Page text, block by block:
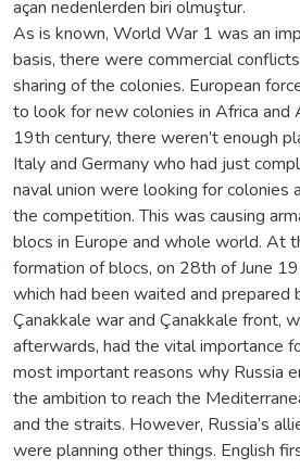
açan nedenlerden biri olmuştur.
As is known, World War 1 was an
basis, there were commercial
sharing of the colonies. European
to look for new colonies in Africa and
19th century, there weren’t enough
Italy and Germany who had just
naval union were looking for colonies
the competition. This was causing
blocs in Europe and whole world. At
formation of blocs, on 28th of June
which had been waited and prepared
Çanakkale war and Çanakkale front,
afterwards, had the vital importance
most important reasons why Russia
the ambition to reach the
and the straits. However, Russia’s
were planning other things. English